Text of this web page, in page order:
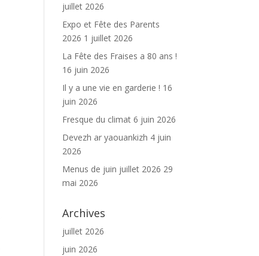
juillet 2026
Expo et Fête des Parents
2026 1 juillet 2026
La Fête des Fraises a 80 ans !
16 juin 2026
Il y a une vie en garderie ! 16
juin 2026
Fresque du climat 6 juin 2026
Devezh ar yaouankizh 4 juin
2026
Menus de juin juillet 2026 29
mai 2026
Archives
juillet 2026
juin 2026